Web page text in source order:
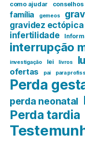
como ajudar conselhos
família gemeos
gravidez ectópica
infertilidade
interrupção
investigação lei livros
ofertas pai para
Perda
perda neonatal
Perda tardia